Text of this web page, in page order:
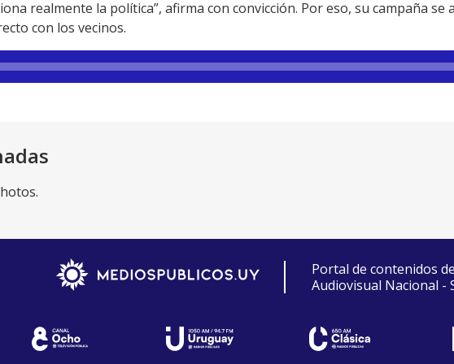
realmente la política”, afirma con convicción. Por eso, su campaña
con los vecinos.
Portal de contenidos
Audiovisual Nacional -